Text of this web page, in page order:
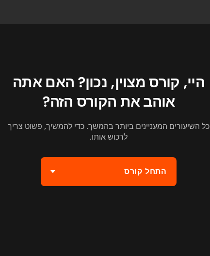
היי, קורס מצוין, נכון? האם אתה
אוהב את הקורס הזה?
כל השיעורים המעניינים ביותר בהמשך. כדי להמשיך, פשוט צריך
לרכוש אותו.
התחל קורס